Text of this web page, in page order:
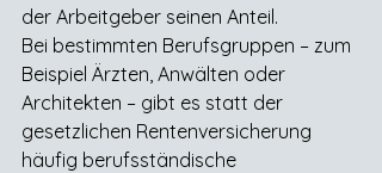
der Arbeitgeber seinen Anteil.
Bei bestimmten Berufsgruppen – zum
Beispiel Ärzten, Anwälten oder
Architekten – gibt es statt der
gesetzlichen Rentenversicherung
häufig berufsständische